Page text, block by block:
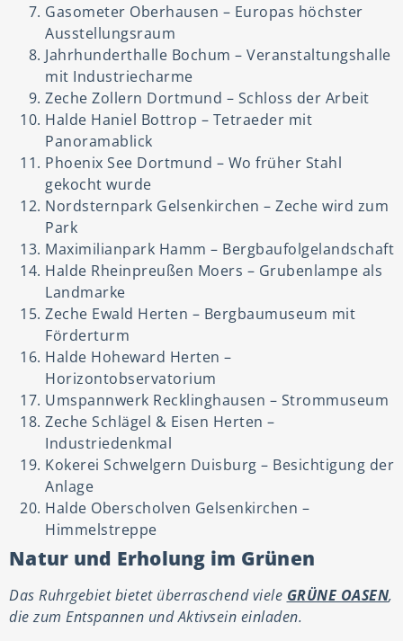
Gasometer Oberhausen – Europas höchster
Ausstellungsraum
Jahrhunderthalle Bochum – Veranstaltungshalle
mit Industriecharme
Zeche Zollern Dortmund – Schloss der Arbeit
Halde Haniel Bottrop – Tetraeder mit
Panoramablick
Phoenix See Dortmund – Wo früher Stahl
gekocht wurde
Nordsternpark Gelsenkirchen – Zeche wird zum
Park
Maximilianpark Hamm – Bergbaufolgelandschaft
Halde Rheinpreußen Moers – Grubenlampe als
Landmarke
Zeche Ewald Herten – Bergbaumuseum mit
Förderturm
Halde Hoheward Herten –
Horizontobservatorium
Umspannwerk Recklinghausen – Strommuseum
Zeche Schlägel & Eisen Herten –
Industriedenkmal
Kokerei Schwelgern Duisburg – Besichtigung der
Anlage
Halde Oberscholven Gelsenkirchen –
Himmelstreppe
Natur und Erholung im Grünen
Das Ruhrgebiet bietet überraschend viele GRÜNE OASEN,
die zum Entspannen und Aktivsein einladen.